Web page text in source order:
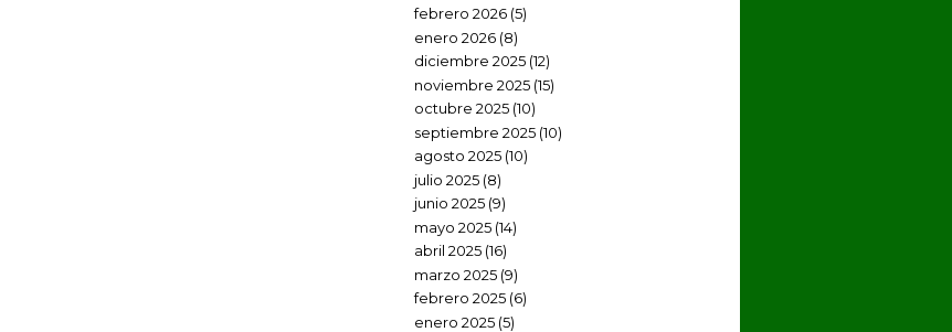
febrero 2026 (5)
enero 2026 (8)
diciembre 2025 (12)
noviembre 2025 (15)
octubre 2025 (10)
septiembre 2025 (10)
agosto 2025 (10)
julio 2025 (8)
junio 2025 (9)
mayo 2025 (14)
abril 2025 (16)
marzo 2025 (9)
febrero 2025 (6)
enero 2025 (5)